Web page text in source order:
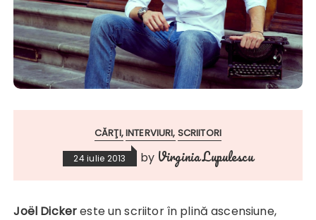
CĂRŢI INTERVIURI SCRIITORI
24 iulie 2013 by Virginia Lupulescu
Joël Dickereste un scriitor în plină ascensiune,